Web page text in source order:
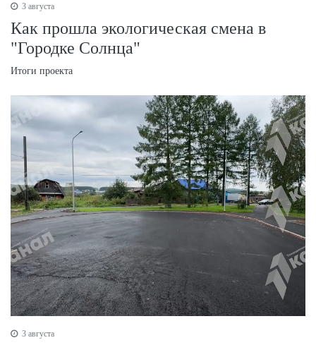
3 августа
Как прошла экологическая смена в
"Городке Солнца"
Итоги проекта
3 августа